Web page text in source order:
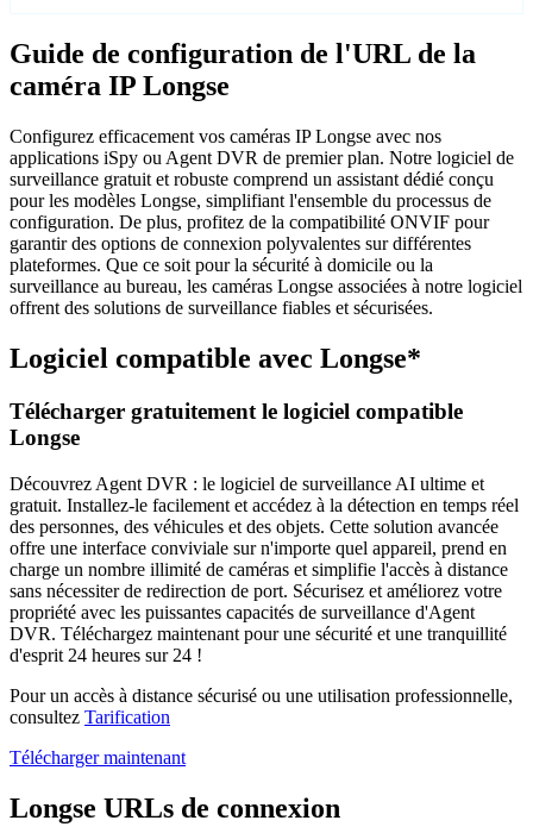
Guide de configuration de l'URL de la
caméra IP Longse
Configurez efficacement vos caméras IP Longse avec nos
applications iSpy ou Agent DVR de premier plan. Notre logiciel de
surveillance gratuit et robuste comprend un assistant dédié conçu
pour les modèles Longse, simplifiant l'ensemble du processus de
configuration. De plus, profitez de la compatibilité ONVIF pour
garantir des options de connexion polyvalentes sur différentes
plateformes. Que ce soit pour la sécurité à domicile ou la
surveillance au bureau, les caméras Longse associées à notre logiciel
offrent des solutions de surveillance fiables et sécurisées.
Logiciel compatible avec Longse*
Télécharger gratuitement le logiciel compatible
Longse
Découvrez Agent DVR : le logiciel de surveillance AI ultime et
gratuit. Installez-le facilement et accédez à la détection en temps réel
des personnes, des véhicules et des objets. Cette solution avancée
offre une interface conviviale sur n'importe quel appareil, prend en
charge un nombre illimité de caméras et simplifie l'accès à distance
sans nécessiter de redirection de port. Sécurisez et améliorez votre
propriété avec les puissantes capacités de surveillance d'Agent
DVR. Téléchargez maintenant pour une sécurité et une tranquillité
d'esprit 24 heures sur 24 !
Pour un accès à distance sécurisé ou une utilisation professionnelle,
consultez Tarification
Télécharger maintenant
Longse URLs de connexion